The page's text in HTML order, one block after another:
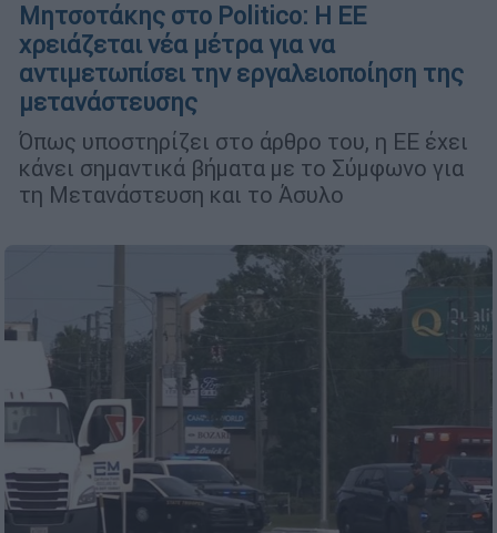
Μητσοτάκης στο Politico: Η ΕΕ
χρειάζεται νέα μέτρα για να
αντιμετωπίσει την εργαλειοποίηση της
μετανάστευσης
Όπως υποστηρίζει στο άρθρο του, η ΕΕ έχει
κάνει σημαντικά βήματα με το Σύμφωνο για
τη Μετανάστευση και το Άσυλο